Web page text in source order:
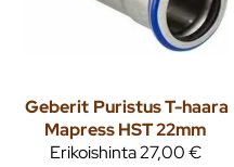
Geberit Puristus T-haara
Mapress HST 22mm
Erikoishinta27,00 €